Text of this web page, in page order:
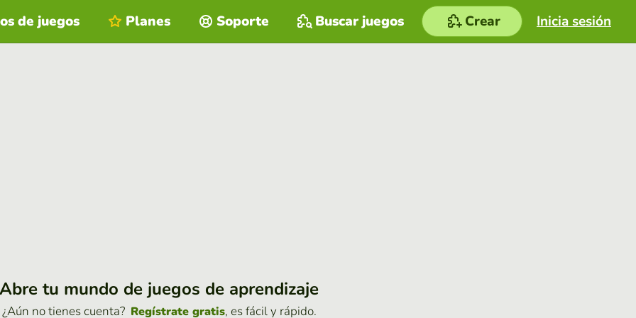
Inicia sesión
de juegos Planes Soporte Buscar juegos Crear
Abre tu mundo de juegos de aprendizaje
¿Aún no tienes cuenta? Regístrate gratis, es fácil y rápido.